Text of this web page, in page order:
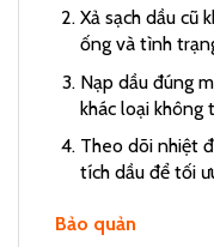
Xả sạch dầu cũ
ống và tình
Nạp dầu đúng
khác loại không
Theo dõi nhiệt
tích dầu để tối
Bảo quản